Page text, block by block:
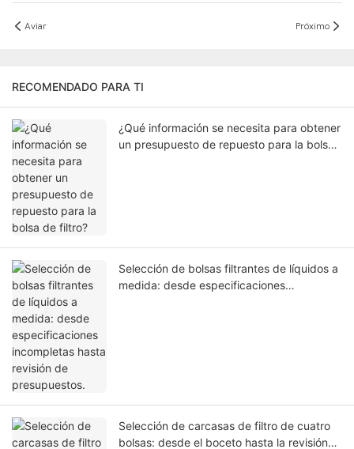
Aviar Próximo
RECOMENDADO PARA TI
¿Qué información se necesita para obtener
un presupuesto de repuesto para la bolsa
Selección de bolsas filtrantes de líquidos a
medida: desde especificaciones
Selección de carcasas de filtro de cuatro
bolsas: desde el boceto hasta la revisión